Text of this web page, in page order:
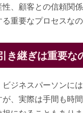
性、顧客との信頼関
重要なプロセスなの
き継ぎは重要な
ジネスパーソンに
、実際は手間も時